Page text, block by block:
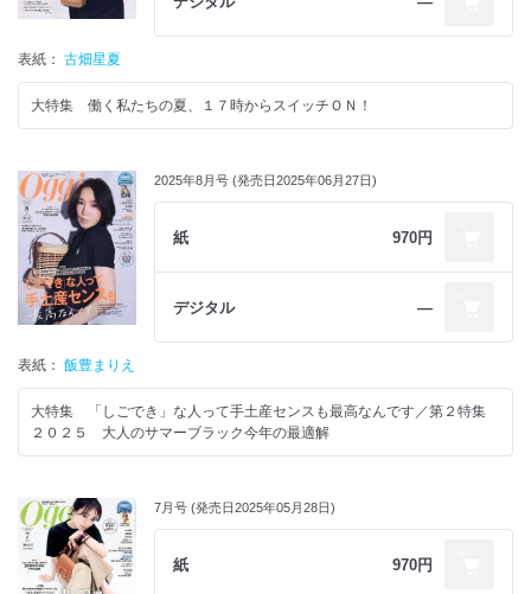
表紙： 古畑星夏
大特集 働く私たちの夏、１７時からスイッチＯＮ！
2025年8月号 (発売日2025年06月27日)
紙 970円
デジタル ―
表紙： 飯豊まりえ
大特集 「しごでき」な人って手土産センスも最高なんです／第２特集
２０２５ 大人のサマーブラック今年の最適解
7月号 (発売日2025年05月28日)
紙 970円